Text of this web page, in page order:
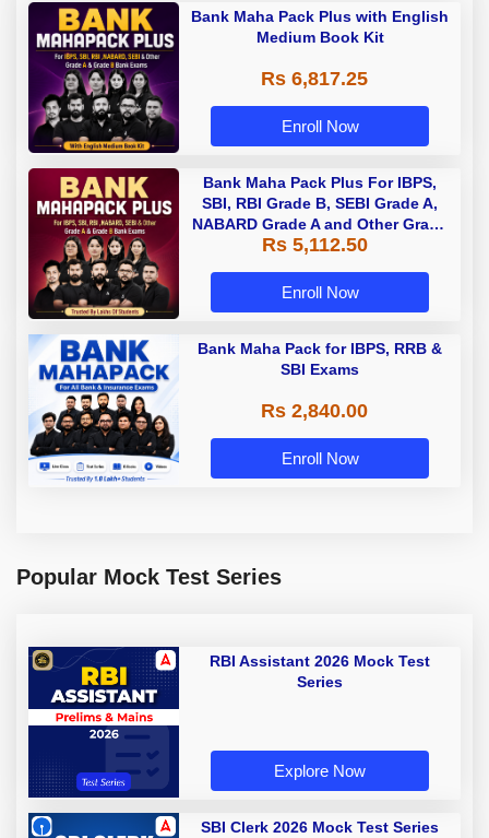
Bank Maha Pack Plus with English
Medium Book Kit
Rs 6,817.25
Enroll Now
Bank Maha Pack Plus For IBPS,
SBI, RBI Grade B, SEBI Grade A,
NABARD Grade A and Other Grade
A & Grade B Bank Exams
Rs 5,112.50
Enroll Now
Bank Maha Pack for IBPS, RRB &
SBI Exams
Rs 2,840.00
Enroll Now
Popular Mock Test Series
RBI Assistant 2026 Mock Test
Series
Explore Now
SBI Clerk 2026 Mock Test Series